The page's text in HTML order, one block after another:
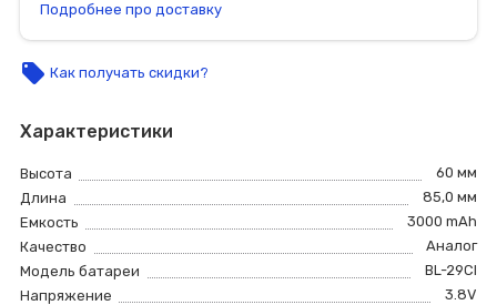
Подробнее про доставку
local_offer Как получать скидки?
Характеристики
Высота
60 мм
Длина
85,0 мм
Емкость
3000 mAh
Качество
Аналог
Модель батареи
BL-29CI
Напряжение
3.8V